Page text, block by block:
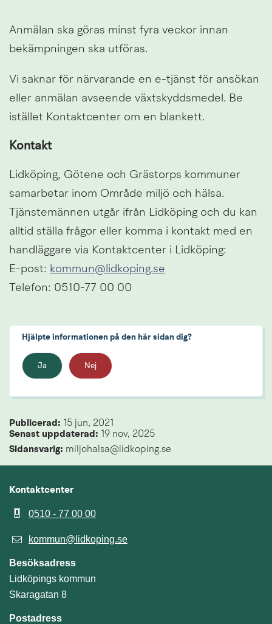
Anmälan ska göras minst fyra veckor innan
bekämpningen ska utföras.
Vi saknar för närvarande en e-tjänst för ansökan
eller anmälan avseende växtskyddsmedel. Be
istället Kontaktcenter om en blankett.
Kontakt
Lidköping, Götene och Grästorps kommuner
samarbetar inom Område miljö och hälsa.
Tjänstemännen utgår ifrån Lidköping och du kan
alltid ställa frågor eller komma i kontakt med en
handläggare via Kontaktcenter i Lidköping:
E-post: kommun@lidkoping.se
Telefon: 0510-77 00 00
Hjälpte informationen på den här sidan dig?
Ja Nej
Publicerad:
15 jun, 2021
Senast uppdaterad:
19 nov, 2025
Sidansvarig: miljohalsa@lidkoping.se
Kontaktcenter
0510 - 77 00 00
kommun@lidkoping.se
Besöksadress
Lidköpings kommun
Skaragatan 8
Postadress